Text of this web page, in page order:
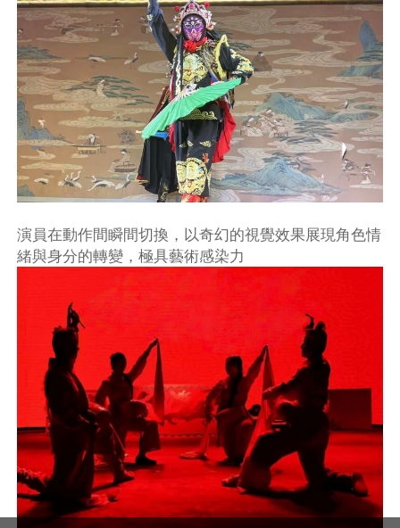
演員在動作間瞬間切換，以奇幻的視覺效果展現角色情
緒與身分的轉變，極具藝術感染力